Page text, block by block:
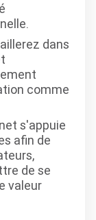
dans
comme
s'appuie
afin de
de se
valeur